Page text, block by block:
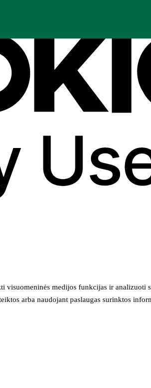
medijos funkcijas ir
arba naudojant paslaugas surinktos